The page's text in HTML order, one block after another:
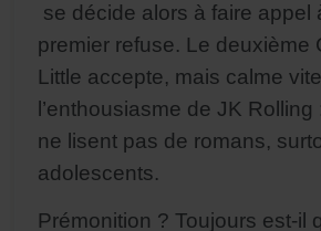
se décide alors à faire appel
premier refuse. Le deuxième
Little accepte, mais calme vite
l’enthousiasme de JK
ne lisent pas de romans,
adolescents.
Prémonition ? Toujours est-il